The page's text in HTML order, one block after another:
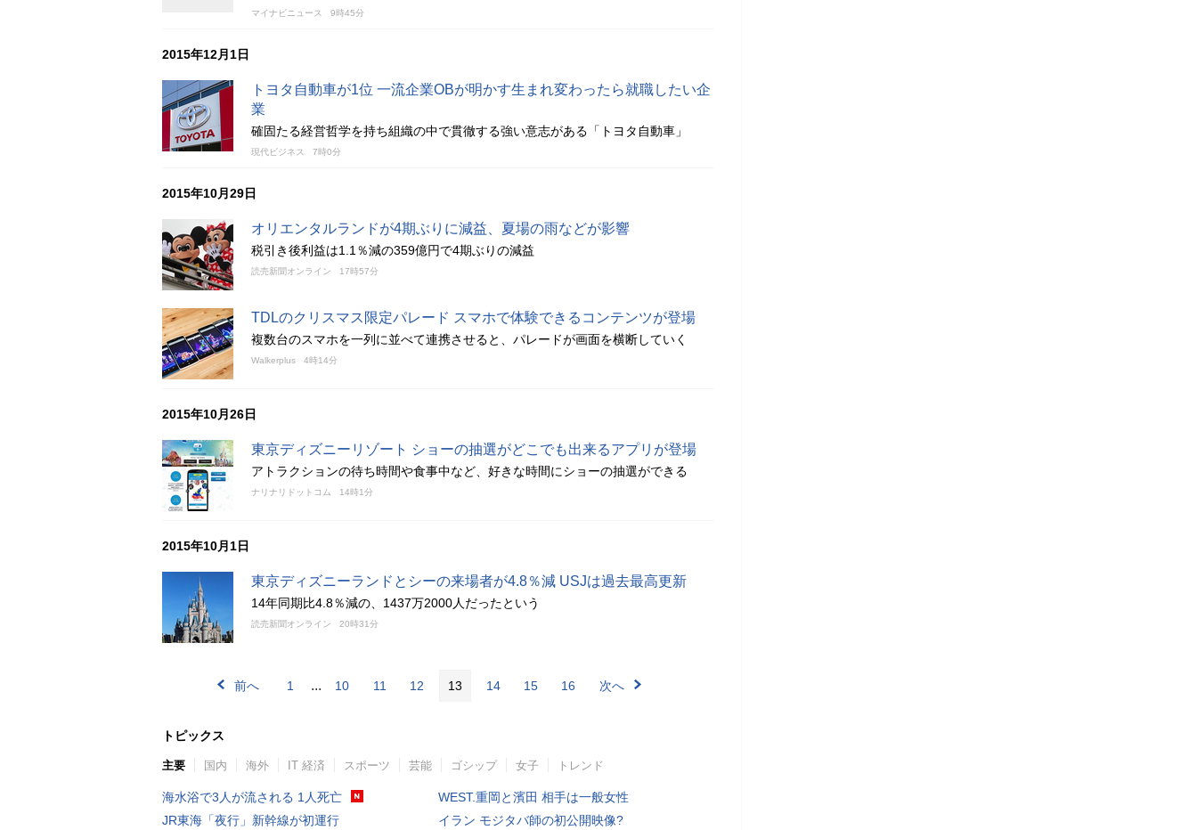
マイナビニュース 9時45分
2015年12月1日
トヨタ自動車が1位 一流企業OBが明かす生まれ変わったら就職したい企
業
確固たる経営哲学を持ち組織の中で貫徹する強い意志がある「トヨタ自動車」
現代ビジネス 7時0分
2015年10月29日
オリエンタルランドが4期ぶりに減益、夏場の雨などが影響
税引き後利益は1.1％減の359億円で4期ぶりの減益
読売新聞オンライン 17時57分
TDLのクリスマス限定パレード スマホで体験できるコンテンツが登場
複数台のスマホを一列に並べて連携させると、パレードが画面を横断していく
Walkerplus 4時14分
2015年10月26日
東京ディズニーリゾート ショーの抽選がどこでも出来るアプリが登場
アトラクションの待ち時間や食事中など、好きな時間にショーの抽選ができる
ナリナリドットコム 14時1分
2015年10月1日
東京ディズニーランドとシーの来場者が4.8％減 USJは過去最高更新
14年同期比4.8％減の、1437万2000人だったという
読売新聞オンライン 20時31分
前へ 1 ... 10 11 12 13 14 15 16 次へ
トピックス
主要 国内 海外 IT 経済 スポーツ 芸能 ゴシップ 女子 トレンド
海水浴で3人が流される 1人死亡
JR東海「夜行」新幹線が初運行
WEST.重岡と濱田 相手は一般女性
イラン モジタバ師の初公開映像?